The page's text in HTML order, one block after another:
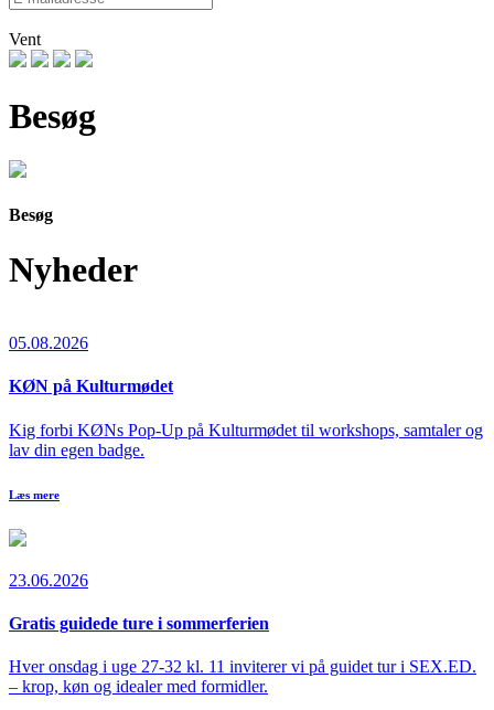
Vent
Besøg
Besøg
Nyheder
05.08.2026
KØN på Kulturmødet
Kig forbi KØNs Pop-Up på Kulturmødet til workshops, samtaler og
lav din egen badge.
Læs mere
23.06.2026
Gratis guidede ture i sommerferien
Hver onsdag i uge 27-32 kl. 11 inviterer vi på guidet tur i SEX.ED.
– krop, køn og idealer med formidler.